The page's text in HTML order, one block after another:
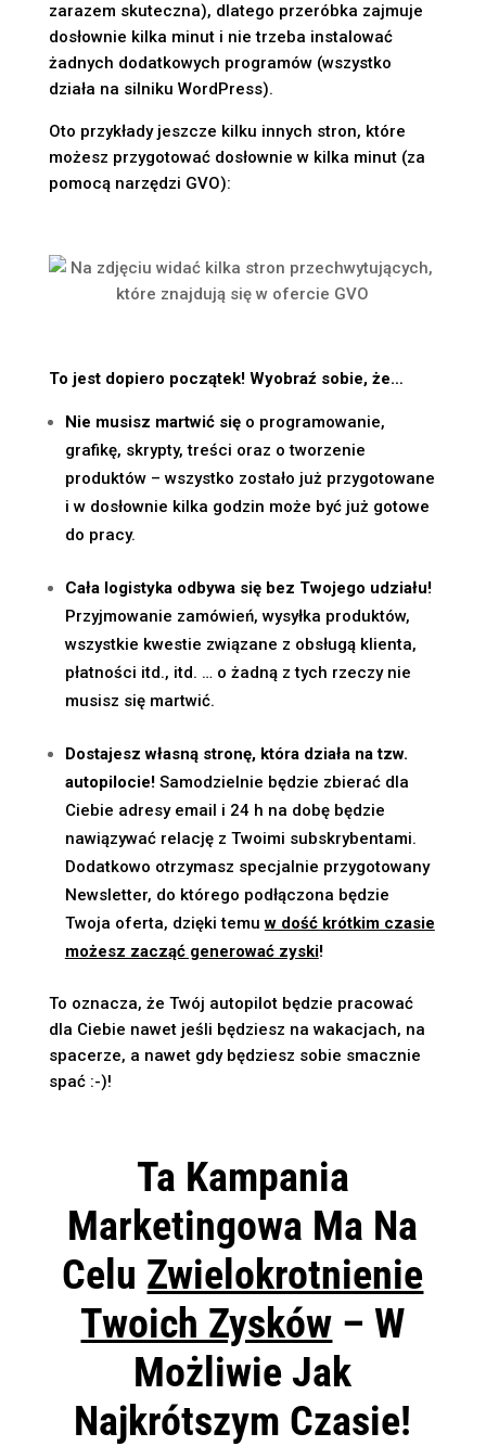
zarazem skuteczna), dlatego przeróbka zajmuje
dosłownie kilka minut i nie trzeba instalować
żadnych dodatkowych programów (wszystko
działa na silniku WordPress).
Oto przykłady jeszcze kilku innych stron, które
możesz przygotować dosłownie w kilka minut (za
pomocą narzędzi GVO):
To jest dopiero początek! Wyobraź sobie, że…
Nie musisz martwić się o programowanie,
grafikę, skrypty, treści oraz o tworzenie
produktów – wszystko zostało już przygotowane
i w dosłownie kilka godzin może być już gotowe
do pracy.
Cała logistyka odbywa się bez Twojego udziału!
Przyjmowanie zamówień, wysyłka produktów,
wszystkie kwestie związane z obsługą klienta,
płatności itd., itd. … o żadną z tych rzeczy nie
musisz się martwić.
Dostajesz własną stronę, która działa na tzw.
autopilocie! Samodzielnie będzie zbierać dla
Ciebie adresy email i 24 h na dobę będzie
nawiązywać relację z Twoimi subskrybentami.
Dodatkowo otrzymasz specjalnie przygotowany
Newsletter, do którego podłączona będzie
Twoja oferta, dzięki temuw dość krótkim czasie
możesz zacząć generować zyski!
To oznacza, że Twój autopilot będzie pracować
dla Ciebie nawet jeśli będziesz na wakacjach, na
spacerze, a nawet gdy będziesz sobie smacznie
spać :-)!
Ta Kampania
Marketingowa Ma Na
Celu Zwielokrotnienie
Twoich Zysków – W
Możliwie Jak
Najkrótszym Czasie!